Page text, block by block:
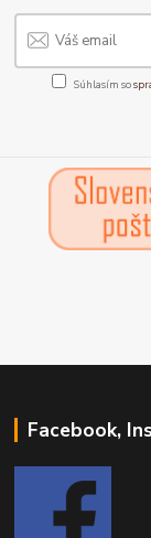
Súhlasím so
Facebook,